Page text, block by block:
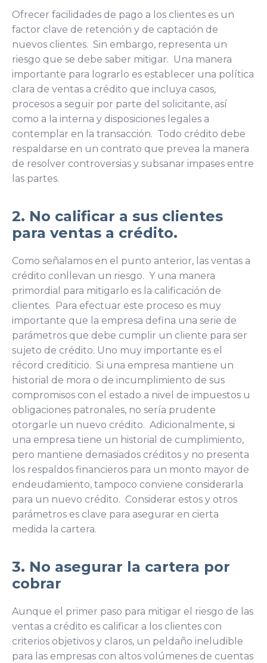
Ofrecer facilidades de pago a los clientes es un
factor clave de retención y de captación de
nuevos clientes. Sin embargo, representa un
riesgo que se debe saber mitigar. Una manera
importante para lograrlo es establecer una política
clara de ventas a crédito que incluya casos,
procesos a seguir por parte del solicitante, así
como a la interna y disposiciones legales a
contemplar en la transacción. Todo crédito debe
respaldarse en un contrato que prevea la manera
de resolver controversias y subsanar impases entre
las partes.
2. No calificar a sus clientes
para ventas a crédito.
Como señalamos en el punto anterior, las ventas a
crédito conllevan un riesgo. Y una manera
primordial para mitigarlo es la calificación de
clientes. Para efectuar este proceso es muy
importante que la empresa defina una serie de
parámetros que debe cumplir un cliente para ser
sujeto de crédito. Uno muy importante es el
récord crediticio. Si una empresa mantiene un
historial de mora o de incumplimiento de sus
compromisos con el estado a nivel de impuestos u
obligaciones patronales, no sería prudente
otorgarle un nuevo crédito. Adicionalmente, si
una empresa tiene un historial de cumplimiento,
pero mantiene demasiados créditos y no presenta
los respaldos financieros para un monto mayor de
endeudamiento, tampoco conviene considerarla
para un nuevo crédito. Considerar estos y otros
parámetros es clave para asegurar en cierta
medida la cartera.
3. No asegurar la cartera por
cobrar
Aunque el primer paso para mitigar el riesgo de las
ventas a crédito es calificar a los clientes con
criterios objetivos y claros, un peldaño ineludible
para las empresas con altos volúmenes de cuentas